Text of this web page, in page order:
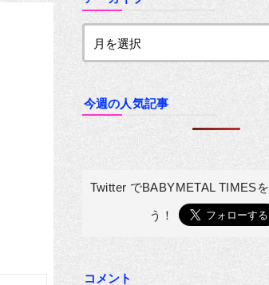
今週の人気記事
Twitter でBABYMETAL TIMESを
う！
コメント